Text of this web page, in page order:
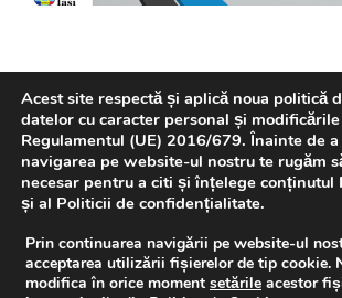
REVISTA P.L.I.
Acest site respectă și aplică noua politică
datelor cu caracter personal și
Regulamentul (UE) 2016/679. Înainte de
navigarea pe website-ul nostru te rugăm
necesar pentru a citi și înțelege conținutul
și al Politicii de confidențialitate.
Prin continuarea navigării pe website-ul
acceptarea utilizării fișierelor de tip cookie.
modifica în orice moment setările acestor